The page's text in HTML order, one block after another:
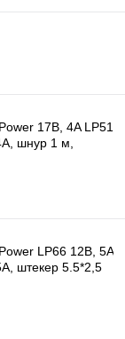
17В, 4A LP51
шнур 1 м,
LP66 12В, 5A
штекер 5.5*2,5